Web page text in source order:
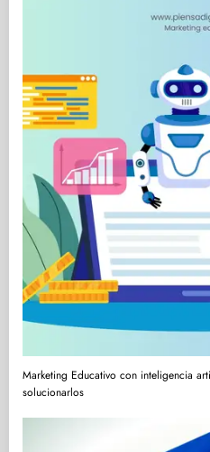
Marketing Educativo con inteligencia
solucionarlos